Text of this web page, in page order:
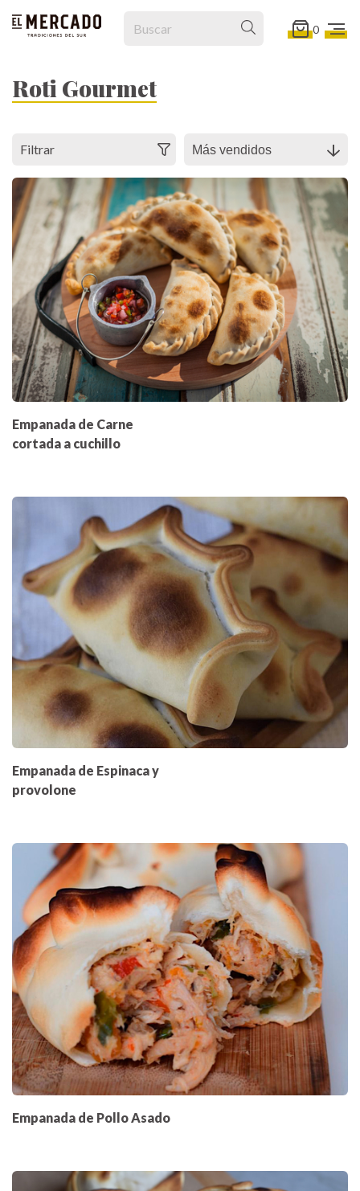
0
Roti Gourmet
Filtrar
Empanada de Carne
cortada a cuchillo
Empanada de Espinaca y
provolone
Empanada de Pollo Asado